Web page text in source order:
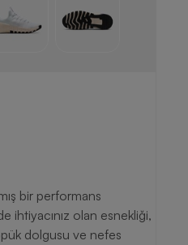
bir performans
ihtiyacınız olan esnekliği,
dolgusu ve nefes